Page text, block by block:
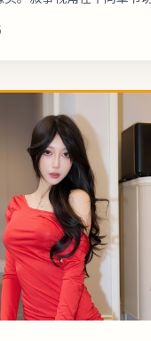
文化语境值得关注...